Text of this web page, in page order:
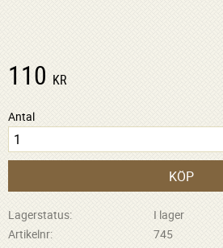
110 KR
Antal
KÖP
Lagerstatus
I lager
Artikelnr
745